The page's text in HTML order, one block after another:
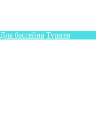
Для бассейна Туризм